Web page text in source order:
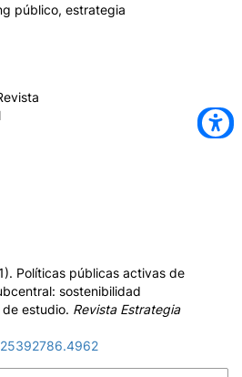
público, estrategia
Políticas públicas activas de
sostenibilidad
estudio. Revista Estrategia